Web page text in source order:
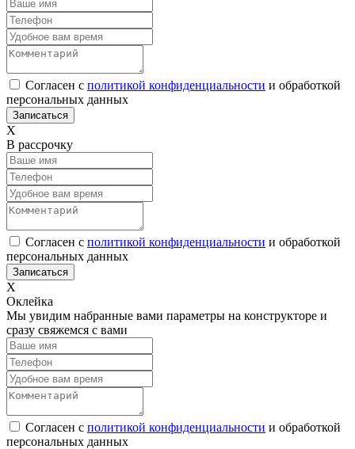
Согласен с политикой конфиденциальности и обработкой
персональных данных
Х
В рассрочку
Согласен с политикой конфиденциальности и обработкой
персональных данных
Х
Оклейка
Мы увидим набранные вами параметры на конструкторе и
сразу свяжемся с вами
Согласен с политикой конфиденциальности и обработкой
персональных данных